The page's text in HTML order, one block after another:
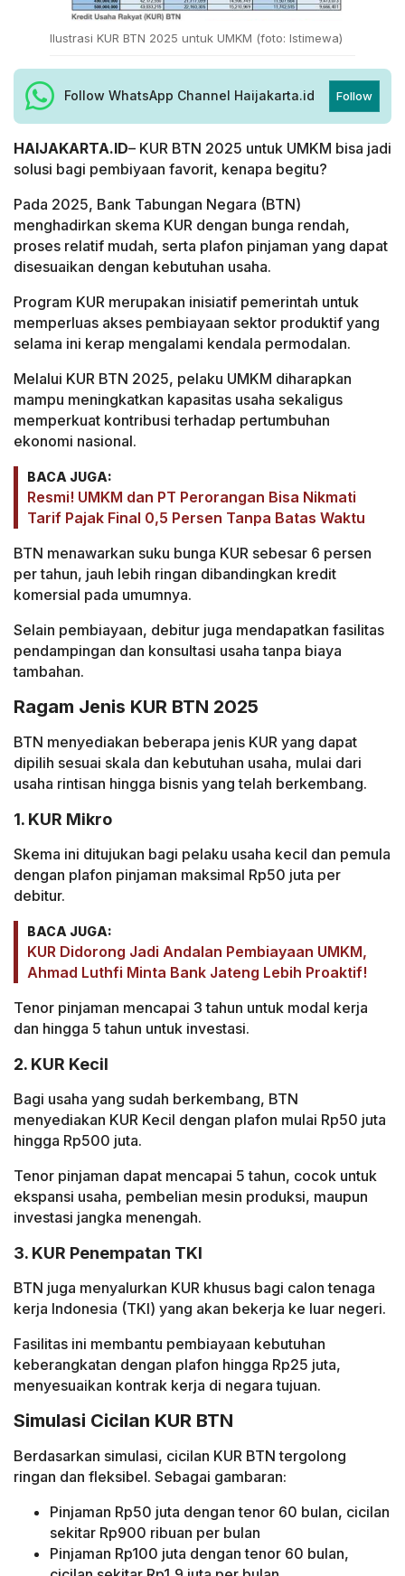
Ilustrasi KUR BTN 2025 untuk UMKM (foto: Istimewa)
Follow WhatsApp Channel Haijakarta.id Follow
HAIJAKARTA.ID– KUR BTN 2025 untuk UMKM bisa jadi
solusi bagi pembiyaan favorit, kenapa begitu?
Pada 2025, Bank Tabungan Negara (BTN)
menghadirkan skema KUR dengan bunga rendah,
proses relatif mudah, serta plafon pinjaman yang dapat
disesuaikan dengan kebutuhan usaha.
Program KUR merupakan inisiatif pemerintah untuk
memperluas akses pembiayaan sektor produktif yang
selama ini kerap mengalami kendala permodalan.
Melalui KUR BTN 2025, pelaku UMKM diharapkan
mampu meningkatkan kapasitas usaha sekaligus
memperkuat kontribusi terhadap pertumbuhan
ekonomi nasional.
BACA JUGA:
Resmi! UMKM dan PT Perorangan Bisa Nikmati
Tarif Pajak Final 0,5 Persen Tanpa Batas Waktu
BTN menawarkan suku bunga KUR sebesar 6 persen
per tahun, jauh lebih ringan dibandingkan kredit
komersial pada umumnya.
Selain pembiayaan, debitur juga mendapatkan fasilitas
pendampingan dan konsultasi usaha tanpa biaya
tambahan.
Ragam Jenis KUR BTN 2025
BTN menyediakan beberapa jenis KUR yang dapat
dipilih sesuai skala dan kebutuhan usaha, mulai dari
usaha rintisan hingga bisnis yang telah berkembang.
1. KUR Mikro
Skema ini ditujukan bagi pelaku usaha kecil dan pemula
dengan plafon pinjaman maksimal Rp50 juta per
debitur.
BACA JUGA:
KUR Didorong Jadi Andalan Pembiayaan UMKM,
Ahmad Luthfi Minta Bank Jateng Lebih Proaktif!
Tenor pinjaman mencapai 3 tahun untuk modal kerja
dan hingga 5 tahun untuk investasi.
2. KUR Kecil
Bagi usaha yang sudah berkembang, BTN
menyediakan KUR Kecil dengan plafon mulai Rp50 juta
hingga Rp500 juta.
Tenor pinjaman dapat mencapai 5 tahun, cocok untuk
ekspansi usaha, pembelian mesin produksi, maupun
investasi jangka menengah.
3. KUR Penempatan TKI
BTN juga menyalurkan KUR khusus bagi calon tenaga
kerja Indonesia (TKI) yang akan bekerja ke luar negeri.
Fasilitas ini membantu pembiayaan kebutuhan
keberangkatan dengan plafon hingga Rp25 juta,
menyesuaikan kontrak kerja di negara tujuan.
Simulasi Cicilan KUR BTN
Berdasarkan simulasi, cicilan KUR BTN tergolong
ringan dan fleksibel. Sebagai gambaran:
Pinjaman Rp50 juta dengan tenor 60 bulan, cicilan
sekitar Rp900 ribuan per bulan
Pinjaman Rp100 juta dengan tenor 60 bulan,